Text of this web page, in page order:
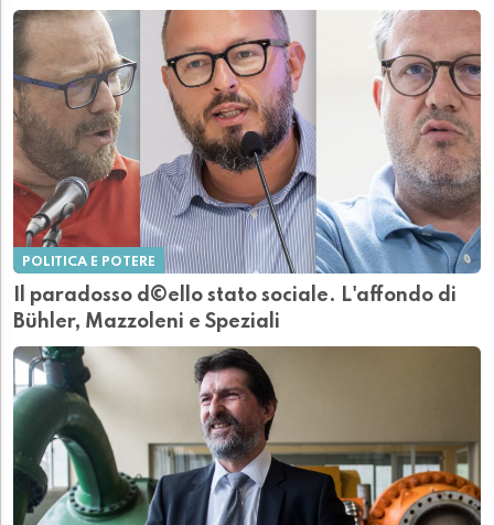
POLITICA E POTERE
Il paradosso d©ello stato sociale. L'affondo di
Bühler, Mazzoleni e Speziali